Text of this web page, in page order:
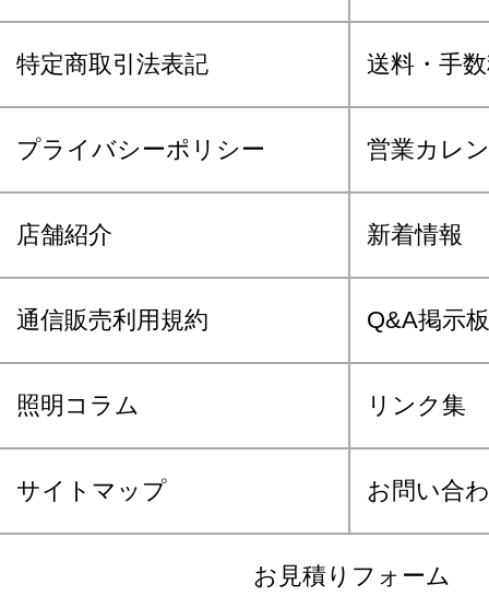
特定商取引法表記 送料・手
プライバシーポリシー 営業カレ
店舗紹介 新着情報
通信販売利用規約 Q&A掲示板
照明コラム リンク集
サイトマップ お問い合
お見積りフォーム